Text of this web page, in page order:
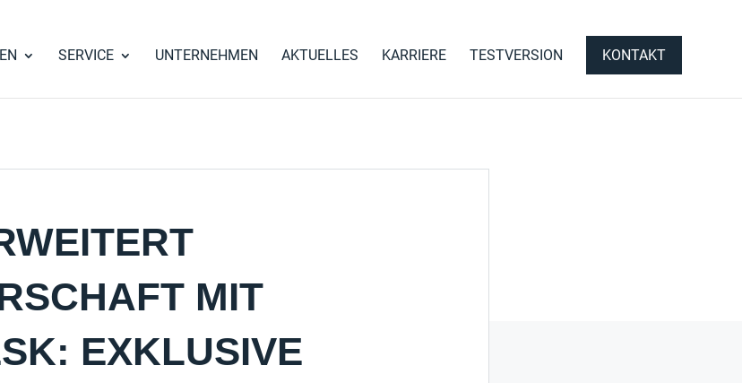
SERVICE UNTERNEHMEN AKTUELLES KARRIERE TESTVERSION KONTAKT
MIT
EXKLUSIVE